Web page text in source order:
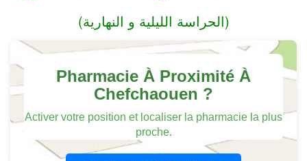
(الحراسة الليلية و النهارية)
Pharmacie À Proximité À
Chefchaouen ?
Activer votre position et localiser la pharmacie la plus
proche.